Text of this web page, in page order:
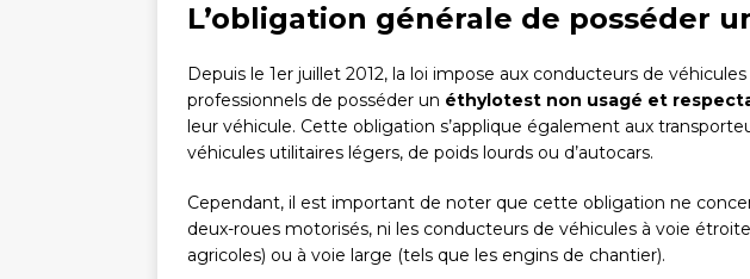
L’obligation générale de posséder
Depuis le 1er juillet 2012, la loi impose aux conducteurs de
professionnels de posséder un éthylotest non usagé et
leur véhicule. Cette obligation s’applique également aux
véhicules utilitaires légers, de poids lourds ou d’autocars.
Cependant, il est important de noter que cette obligation ne
deux-roues motorisés, ni les conducteurs de véhicules à voie
agricoles) ou à voie large (tels que les engins de chantier).